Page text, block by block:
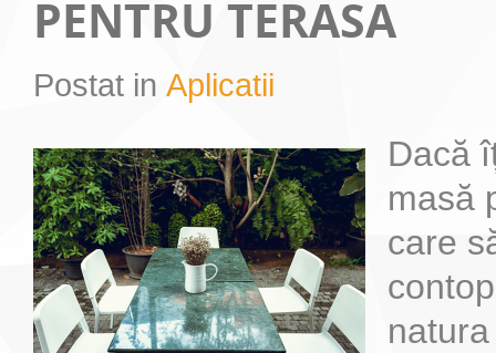
PENTRU TERASA
Postat in Aplicatii
Dacă
masă
care